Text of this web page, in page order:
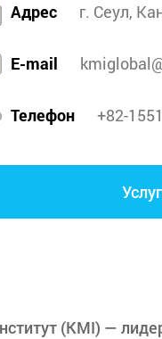
Адрес г. Сеул,
E-mail
Телефон +82-
(KMI) —